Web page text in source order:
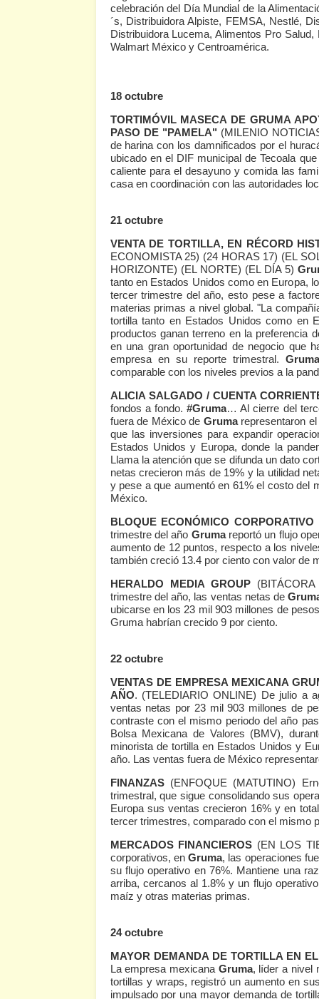
celebración del Día Mundial de la
´s, Distribuidora Alpiste, FEMSA, Nestlé,
Distribuidora Lucema, Alimentos Pro
Walmart México y Centroamérica.
18 octubre
TORTIMÓVIL MASECA DE GRUMA
PASO DE "PAMELA" (MILENIO
de harina con los damnificados por el
ubicado en el DIF municipal de Tecoala
caliente para el desayuno y comida las
casa en coordinación con las autoridades
21 octubre
VENTA DE TORTILLA, EN RÉCORD
ECONOMISTA 25) (24 HORAS 17) (EL
HORIZONTE) (EL NORTE) (EL DÍA 5)
tanto en Estados Unidos como en Europa,
tercer trimestre del año, esto pese a
materias primas a nivel global. "La
tortilla tanto en Estados Unidos como en
productos ganan terreno en la preferencia
en una gran oportunidad de negocio que
empresa en su reporte trimestral.
comparable con los niveles previos a la
ALICIA SALGADO / CUENTA
fondos a fondo.#Gruma… Al cierre del
fuera de México de Gruma representaron
que las inversiones para expandir
Estados Unidos y Europa, donde la
Llama la atención que se difunda un dato
netas crecieron más de 19% y la utilidad
y pese a que aumentó en 61% el costo del
México.
BLOQUE ECONÓMICO CORPORATIVO
trimestre del año Gruma reportó un flujo
aumento de 12 puntos, respecto a los
también creció 13.4 por ciento con valor de
HERALDO MEDIA GROUP
trimestre del año, las ventas netas de
ubicarse en los 23 mil 903 millones de
Gruma habrían crecido 9 por ciento.
22 octubre
VENTAS DE EMPRESA MEXICANA
AÑO. (TELEDIARIO ONLINE) De julio a
ventas netas por 23 mil 903 millones de
contraste con el mismo periodo del año
Bolsa Mexicana de Valores (BMV),
minorista de tortilla en Estados Unidos y
año. Las ventas fuera de México
FINANZAS (ENFOQUE (MATUTINO)
trimestral, que sigue consolidando sus
Europa sus ventas crecieron 16% y en
tercer trimestres, comparado con el mismo
MERCADOS FINANCIEROS (EN LOS
corporativos, enGruma, las operaciones
su flujo operativo en 76%. Mantiene una
arriba, cercanos al 1.8% y un flujo
maíz y otras materias primas.
24 octubre
MAYOR DEMANDA DE TORTILLA EN
La empresa mexicana Gruma, líder a nivel
tortillas y wraps, registró un aumento en
impulsado por una mayor demanda de